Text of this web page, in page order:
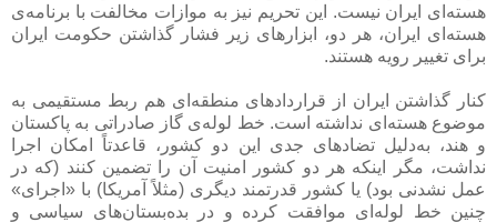
هسته‌ای ایران نیست. این تحریم نیز به موازات مخالفت با برنامه‌ی
هسته‌ای ایران، هر دو، ابزارهای زیر فشار گذاشتن حکومت ایران
برای تغییر رویه هستند.
کنار گذاشتن ایران از قراردادهای منطقه‌ای هم ربط مستقیمی به
موضوع هسته‌ای نداشته است. خط لوله‌ی گاز صادراتی به پاکستان
و هند، به‌دلیل تضادهای جدی این دو کشور، قاعدتاً امکان اجرا
نداشت، مگر اینکه هر دو کشور امنیت آن را تضمین کنند (که در
عمل نشدنی بود) یا کشور قدرتمند دیگری (مثلاً آمریکا) با «اجرای»
چنین خط لوله‌ای موافقت کرده و در بده‌بستان‌های سیاسی و